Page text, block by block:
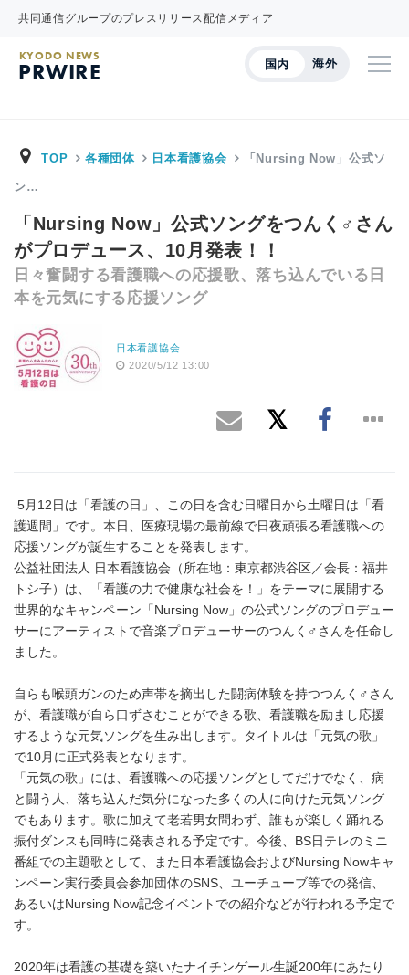
共同通信グループのプレスリリース配信メディア
国内 海外
KYODO NEWS
PRWIRE
TOP 各種団体 日本看護協会 「Nursing Now」公式ソ
ン…
「Nursing Now」公式ソングをつんく♂さん
がプロデュース、10月発表！！
日々奮闘する看護職への応援歌、落ち込んでいる日
本を元気にする応援ソング
日本看護協会
2020/5/12 13:00
5月12日は「看護の日」、この日を含む日曜日から土曜日は「看
護週間」です。本日、医療現場の最前線で日夜頑張る看護職への
応援ソングが誕生することを発表します。
公益社団法人 日本看護協会（所在地：東京都渋谷区／会長：福井
トシ子）は、「看護の力で健康な社会を！」をテーマに展開する
世界的なキャンペーン「Nursing Now」の公式ソングのプロデュー
サーにアーティストで音楽プロデューサーのつんく♂さんを任命し
ました。
自らも喉頭ガンのため声帯を摘出した闘病体験を持つつんく♂さん
が、看護職が自ら口ずさむことができる歌、看護職を励まし応援
するような元気ソングを生み出します。タイトルは「元気の歌」
で10月に正式発表となります。
「元気の歌」には、看護職への応援ソングとしてだけでなく、病
と闘う人、落ち込んだ気分になった多くの人に向けた元気ソング
でもあります。歌に加えて老若男女問わず、誰もが楽しく踊れる
振付ダンスも同時に発表される予定です。今後、BS日テレのミニ
番組での主題歌として、また日本看護協会およびNursing Nowキャ
ンペーン実行委員会参加団体のSNS、ユーチューブ等での発信、
あるいはNursing Now記念イベントでの紹介などが行われる予定で
す。
2020年は看護の基礎を築いたナイチンゲール生誕200年にあたり